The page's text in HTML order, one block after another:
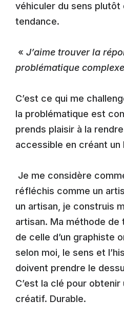
véhiculer du sens plutôt
tendance.
« J’aime trouver la
problématique complexe
C’est ce qui me
la problématique est
prends plaisir à la
accessible en créant un
Je me considère
réfléchis comme un
un artisan, je construis
artisan. Ma méthode
de celle d’un graphiste
selon moi, le sens et
doivent prendre le
C’est la clé pour obtenir
créatif. Durable.